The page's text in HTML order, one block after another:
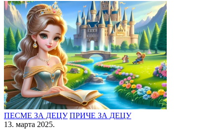
ПЕСМЕ ЗА ДЕЦУ ПРИЧЕ ЗА ДЕЦУ
13. марта 2025.